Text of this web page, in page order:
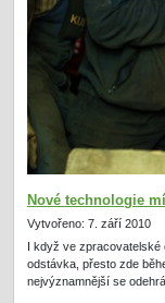
Nové technologie
Vytvořeno: 7. září 2010
I když ve zpracovatelské
odstávka, přesto zde
nejvýznamnější se